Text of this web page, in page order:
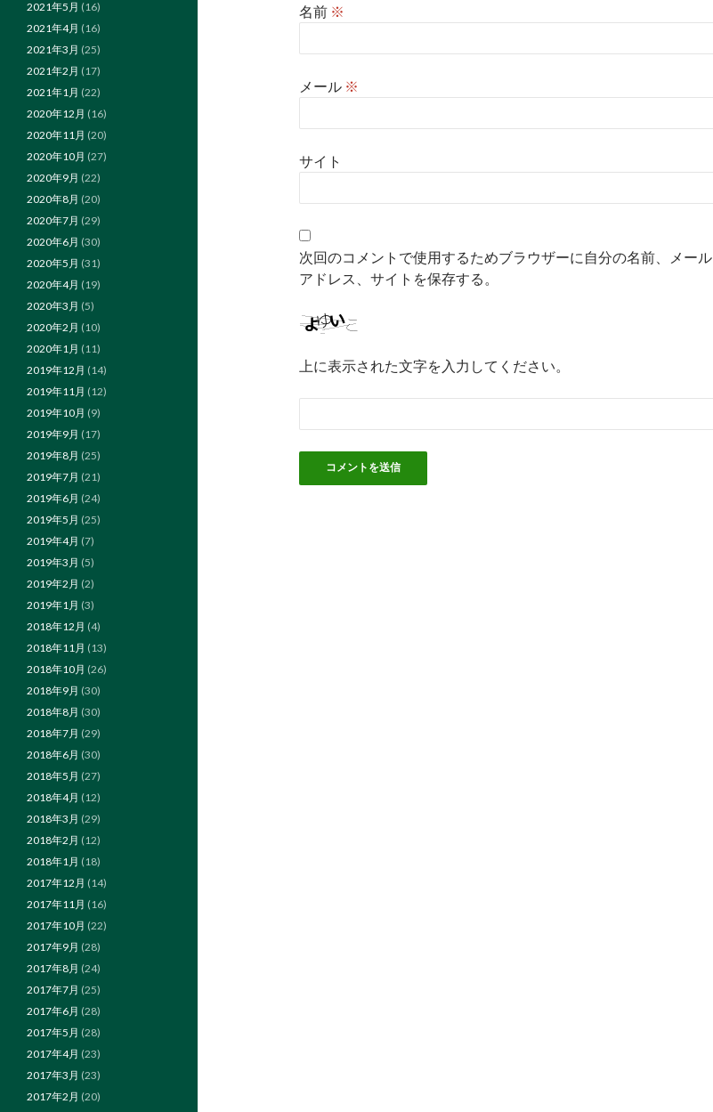
名前 ※
メール ※
サイト
次回のコメントで使用するためブラウザーに自分の名前、メール
アドレス、サイトを保存する。
上に表示された文字を入力してください。
2021年5月 (16)
2021年4月 (16)
2021年3月 (25)
2021年2月 (17)
2021年1月 (22)
2020年12月 (16)
2020年11月 (20)
2020年10月 (27)
2020年9月 (22)
2020年8月 (20)
2020年7月 (29)
2020年6月 (30)
2020年5月 (31)
2020年4月 (19)
2020年3月 (5)
2020年2月 (10)
2020年1月 (11)
2019年12月 (14)
2019年11月 (12)
2019年10月 (9)
2019年9月 (17)
2019年8月 (25)
2019年7月 (21)
2019年6月 (24)
2019年5月 (25)
2019年4月 (7)
2019年3月 (5)
2019年2月 (2)
2019年1月 (3)
2018年12月 (4)
2018年11月 (13)
2018年10月 (26)
2018年9月 (30)
2018年8月 (30)
2018年7月 (29)
2018年6月 (30)
2018年5月 (27)
2018年4月 (12)
2018年3月 (29)
2018年2月 (12)
2018年1月 (18)
2017年12月 (14)
2017年11月 (16)
2017年10月 (22)
2017年9月 (28)
2017年8月 (24)
2017年7月 (25)
2017年6月 (28)
2017年5月 (28)
2017年4月 (23)
2017年3月 (23)
2017年2月 (20)